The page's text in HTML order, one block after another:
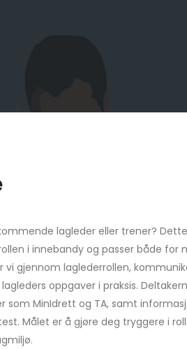
lagleder eller trener?
i innebandy og passer både for
vi gjennom laglederrollen,
oppgaver i praksis.
som MinIdrett og TA, samt
Målet er å gjøre deg tryggere i